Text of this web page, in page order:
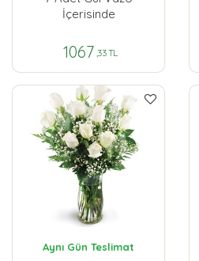
İçerisinde
1067 ,33 TL
Aynı Gün Teslimat